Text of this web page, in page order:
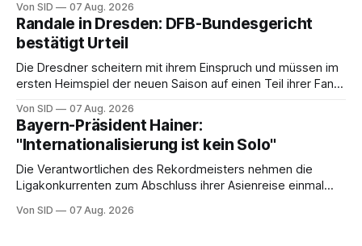
Von SID 07 Aug. 2026
Randale in Dresden: DFB-Bundesgericht
bestätigt Urteil
Die Dresdner scheitern mit ihrem Einspruch und müssen im
ersten Heimspiel der neuen Saison auf einen Teil ihrer Fans
Von SID 07 Aug. 2026
Bayern-Präsident Hainer:
"Internationalisierung ist kein Solo"
Die Verantwortlichen des Rekordmeisters nehmen die
Ligakonkurrenten zum Abschluss ihrer Asienreise einmal
Von SID 07 Aug. 2026